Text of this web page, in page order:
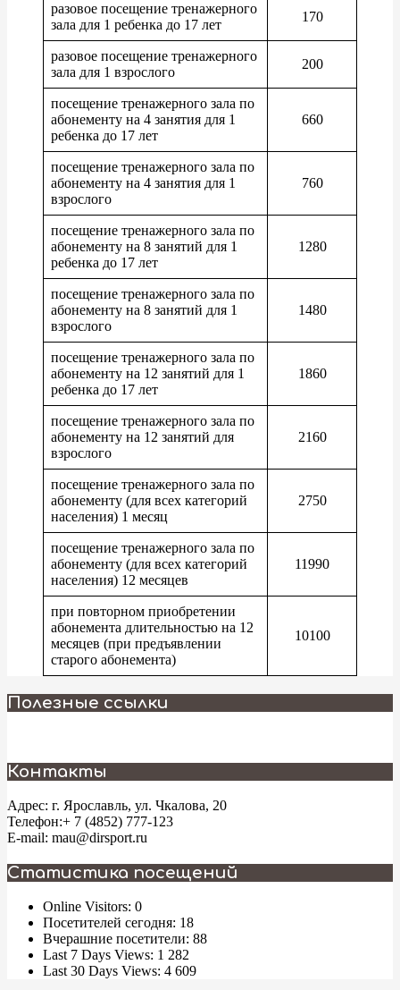
разовое посещение тренажерного
зала для 1 ребенка до 17 лет
170
разовое посещение тренажерного
зала для 1 взрослого
200
посещение тренажерного зала по
абонементу на 4 занятия для 1
ребенка до 17 лет
660
посещение тренажерного зала по
абонементу на 4 занятия для 1
взрослого
760
посещение тренажерного зала по
абонементу на 8 занятий для 1
ребенка до 17 лет
1280
посещение тренажерного зала по
абонементу на 8 занятий для 1
взрослого
1480
посещение тренажерного зала по
абонементу на 12 занятий для 1
ребенка до 17 лет
1860
посещение тренажерного зала по
абонементу на 12 занятий для
взрослого
2160
посещение тренажерного зала по
абонементу (для всех категорий
населения) 1 месяц
2750
посещение тренажерного зала по
абонементу (для всех категорий
населения) 12 месяцев
11990
при повторном приобретении
абонемента длительностью на 12
месяцев (при предъявлении
старого абонемента)
10100
2026-
03-
Полезные ссылки
Контакты
Адрес: г. Ярославль, ул. Чкалова, 20
Телефон:+ 7 (4852) 777-123
E-mail: mau@dirsport.ru
Статистика посещений
Online Visitors: 0
Посетителей сегодня: 18
Вчерашние посетители: 88
Last 7 Days Views: 1 282
Last 30 Days Views: 4 609